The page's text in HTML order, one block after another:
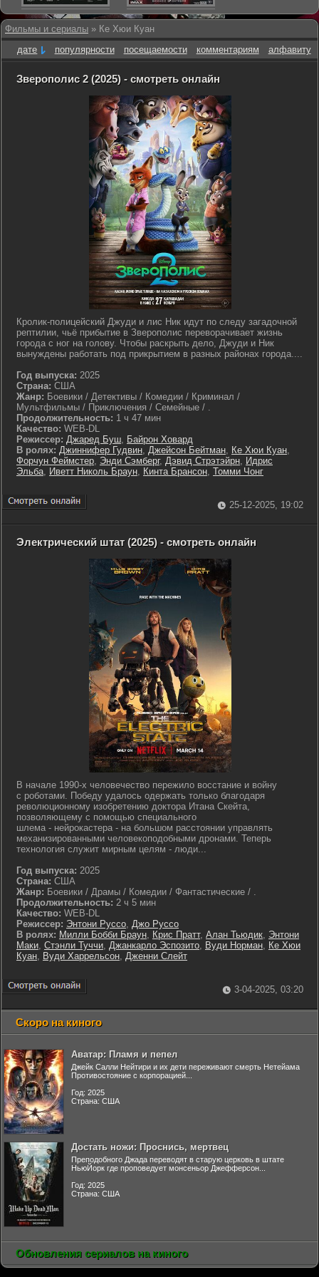
Фильмы и сериалы » Ке Хюи Куан
дате
популярности посещаемости комментариям алфавиту
Зверополис 2 (2025) - смотреть онлайн
Кролик-полицейский Джуди и лис Ник идут по следу загадочной
рептилии, чьё прибытие в Зверополис переворачивает жизнь
города с ног на голову. Чтобы раскрыть дело, Джуди и Ник
вынуждены работать под прикрытием в разных районах города....
Год выпуска: 2025
Страна: США
Жанр: Боевики / Детективы / Комедии / Криминал /
Мультфильмы / Приключения / Семейные / .
Продолжительность: 1 ч 47 мин
Качество: WEB-DL
Режиссер: Джаред Буш, Байрон Ховард
В ролях: Джиннифер Гудвин, Джейсон Бейтман, Ке Хюи Куан,
Форчун Феймстер, Энди Сэмберг, Дэвид Стрэтэйрн, Идрис
Эльба, Иветт Николь Браун, Кинта Брансон, Томми Чонг
25-12-2025, 19:02
Электрический штат (2025) - смотреть онлайн
В начале 1990-х человечество пережило восстание и войну
с роботами. Победу удалось одержать только благодаря
революционному изобретению доктора Итана Скейта,
позволяющему с помощью специального
шлема - нейрокастера - на большом расстоянии управлять
механизированными человекоподобными дронами. Теперь
технология служит мирным целям - люди...
Год выпуска: 2025
Страна: США
Жанр: Боевики / Драмы / Комедии / Фантастические / .
Продолжительность: 2 ч 5 мин
Качество: WEB-DL
Режиссер: Энтони Руссо, Джо Руссо
В ролях: Милли Бобби Браун, Крис Пратт, Алан Тьюдик, Энтони
Маки, Стэнли Туччи, Джанкарло Эспозито, Вуди Норман, Ке Хюи
Куан, Вуди Харрельсон, Дженни Слейт
3-04-2025, 03:20
Скоро на киного
Аватар: Пламя и пепел
Джейк Салли Нейтири и их дети переживают смерть Нетейама
Противостояние с корпорацией...
Год: 2025
Страна: США
Достать ножи: Проснись, мертвец
Преподобного Джада переводят в старую церковь в штате
НьюЙорк где проповедует монсеньор Джефферсон...
Год: 2025
Страна: США
Обновления сериалов на киного